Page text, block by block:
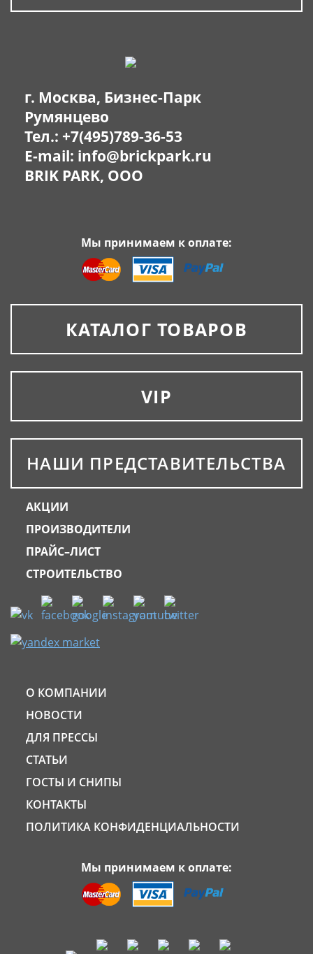
г. Москва, Бизнес-Парк
Румянцево
Тел.: +7(495)789-36-53
E-mail: info@brickpark.ru
BRIK PARK, OOO
Мы принимаем к оплате:
КАТАЛОГ ТОВАРОВ
VIP
НАШИ ПРЕДСТАВИТЕЛЬСТВА
АКЦИИ
ПРОИЗВОДИТЕЛИ
ПРАЙС–ЛИСТ
СТРОИТЕЛЬСТВО
О КОМПАНИИ
НОВОСТИ
ДЛЯ ПРЕССЫ
СТАТЬИ
ГОСТЫ И СНИПЫ
КОНТАКТЫ
ПОЛИТИКА КОНФИДЕНЦИАЛЬНОСТИ
Мы принимаем к оплате: